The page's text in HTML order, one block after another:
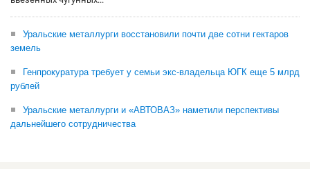
Уральские металлурги восстановили почти две сотни гектаров
земель
Генпрокуратура требует у семьи экс-владельца ЮГК еще 5 млрд
рублей
Уральские металлурги и «АВТОВАЗ» наметили перспективы
дальнейшего сотрудничества